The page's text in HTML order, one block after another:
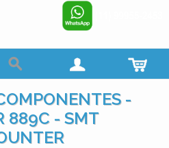
-
889C - SMT